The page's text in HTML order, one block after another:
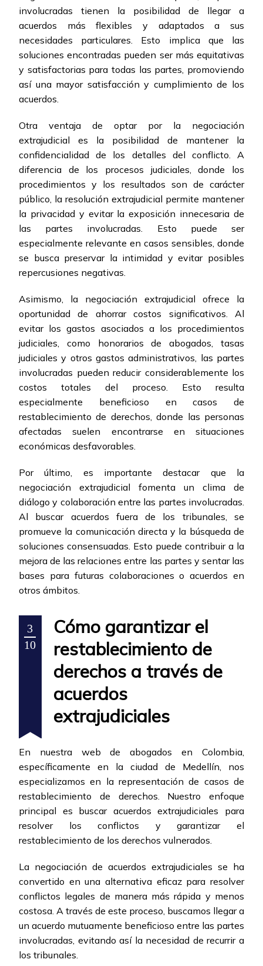
involucradas tienen la posibilidad de llegar a
acuerdos más flexibles y adaptados a sus
necesidades particulares. Esto implica que las
soluciones encontradas pueden ser más equitativas
y satisfactorias para todas las partes, promoviendo
así una mayor satisfacción y cumplimiento de los
acuerdos.
Otra ventaja de optar por la negociación
extrajudicial es la posibilidad de mantener la
confidencialidad de los detalles del conflicto. A
diferencia de los procesos judiciales, donde los
procedimientos y los resultados son de carácter
público, la resolución extrajudicial permite mantener
la privacidad y evitar la exposición innecesaria de
las partes involucradas. Esto puede ser
especialmente relevante en casos sensibles, donde
se busca preservar la intimidad y evitar posibles
repercusiones negativas.
Asimismo, la negociación extrajudicial ofrece la
oportunidad de ahorrar costos significativos. Al
evitar los gastos asociados a los procedimientos
judiciales, como honorarios de abogados, tasas
judiciales y otros gastos administrativos, las partes
involucradas pueden reducir considerablemente los
costos totales del proceso. Esto resulta
especialmente beneficioso en casos de
restablecimiento de derechos, donde las personas
afectadas suelen encontrarse en situaciones
económicas desfavorables.
Por último, es importante destacar que la
negociación extrajudicial fomenta un clima de
diálogo y colaboración entre las partes involucradas.
Al buscar acuerdos fuera de los tribunales, se
promueve la comunicación directa y la búsqueda de
soluciones consensuadas. Esto puede contribuir a la
mejora de las relaciones entre las partes y sentar las
bases para futuras colaboraciones o acuerdos en
otros ámbitos.
3
10
Cómo garantizar el
restablecimiento de
derechos a través de
acuerdos
extrajudiciales
En nuestra web de abogados en Colombia,
específicamente en la ciudad de Medellín, nos
especializamos en la representación de casos de
restablecimiento de derechos. Nuestro enfoque
principal es buscar acuerdos extrajudiciales para
resolver los conflictos y garantizar el
restablecimiento de los derechos vulnerados.
La negociación de acuerdos extrajudiciales se ha
convertido en una alternativa eficaz para resolver
conflictos legales de manera más rápida y menos
costosa. A través de este proceso, buscamos llegar a
un acuerdo mutuamente beneficioso entre las partes
involucradas, evitando así la necesidad de recurrir a
los tribunales.